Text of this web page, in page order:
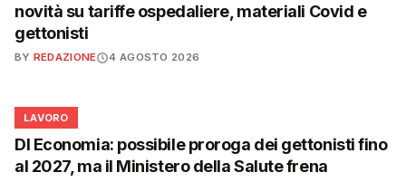
novità su tariffe ospedaliere, materiali Covid e
gettonisti
BY REDAZIONE 4 AGOSTO 2026
💼
LAVORO
Dl Economia: possibile proroga dei gettonisti fino
al 2027, ma il Ministero della Salute frena